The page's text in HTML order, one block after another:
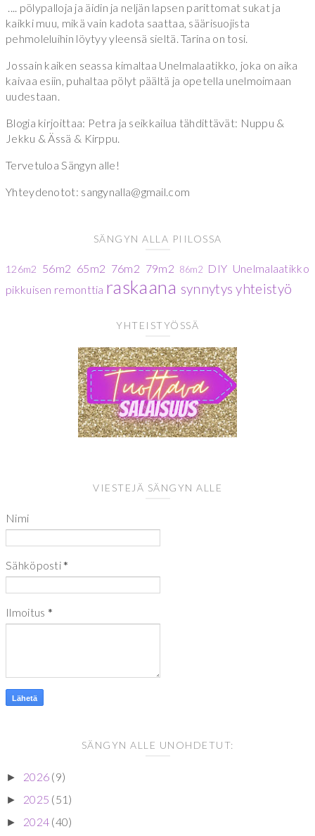
.... pölypalloja ja äidin ja neljän lapsen parittomat sukat ja
kaikki muu, mikä vain kadota saattaa, säärisuojista
pehmoleluihin löytyy yleensä sieltä. Tarina on tosi.
Jossain kaiken seassa kimaltaa Unelmalaatikko, joka on aika
kaivaa esiin, puhaltaa pölyt päältä ja opetella unelmoimaan
uudestaan.
Blogia kirjoittaa: Petra ja seikkailua tähdittävät: Nuppu &
Jekku & Ässä & Kirppu.
Tervetuloa Sängyn alle!
Yhteydenotot: sangynalla@gmail.com
SÄNGYN ALLA PIILOSSA
126m2 56m2 65m2 76m2 79m2 86m2 DIY Unelmalaatikko
pikkuisen remonttia raskaana synnytys yhteistyö
YHTEISTYÖSSÄ
VIESTEJÄ SÄNGYN ALLE
Nimi
Sähköposti*
Ilmoitus *
SÄNGYN ALLE UNOHDETUT:
► 2026 (9)
► 2025 (51)
► 2024 (40)